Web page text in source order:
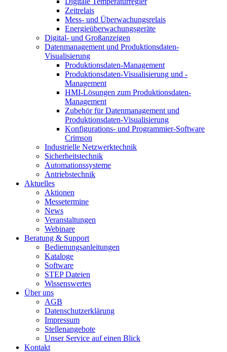
Zeitrelais
Mess- und Überwachungsrelais
Energieüberwachungsgeräte
Digital- und Großanzeigen
Datenmanagement und Produktionsdaten-
Visualisierung
Produktionsdaten-Management
Produktionsdaten-Visualisierung und -
Management
HMI-Lösungen zum Produktionsdaten-
Management
Zubehör für Datenmanagement und
Produktionsdaten-Visualisierung
Konfigurations- und Programmier-Software
Crimson
Industrielle Netzwerktechnik
Sicherheitstechnik
Automationssysteme
Antriebstechnik
Aktuelles
Aktionen
Messetermine
News
Veranstaltungen
Webinare
Beratung & Support
Bedienungsanleitungen
Kataloge
Software
STEP Dateien
Wissenswertes
Über uns
AGB
Datenschutzerklärung
Impressum
Stellenangebote
Unser Service auf einen Blick
Kontakt